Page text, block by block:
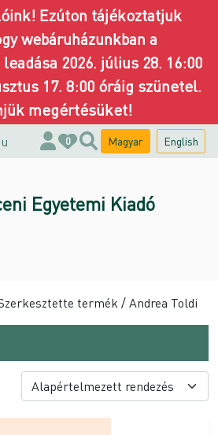
Ezúton tájékoztatjuk
webáruházunkban a
2026. július 28. 16:00
17. 8:00 óráig szünetel.
megértésüket!
0 Magyar English
Egyetemi Kiadó
termék / Andrea Toldi